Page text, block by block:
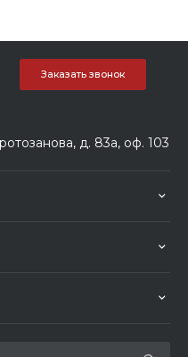
Заказать звонок
д. 83а, оф. 103